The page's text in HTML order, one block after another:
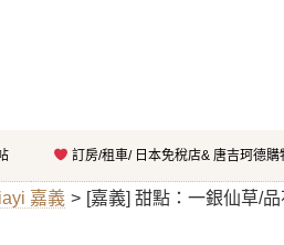
訂房/租車/ 日本免稅店& 唐吉珂德購
嘉義 > [嘉義] 甜點：一銀仙草/